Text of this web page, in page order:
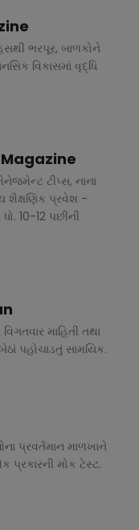
ભરપૂર, બાળકોને
વિકાસમાં વૃદ્ધિ
ટીપ્સ, નાના
શૈક્ષણિક પ્રવેશ -
10-12 પછીની
માહિતી તથા
પહોચાડતું સામયિક.
પ્રવર્તમાન માળખાને
પ્રકારની મોક ટેસ્ટ.